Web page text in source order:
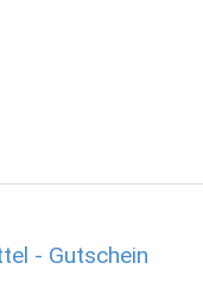
- Gutschein